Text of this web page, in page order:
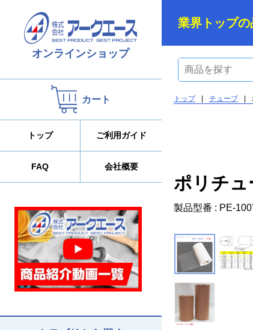
オンラインショップ
カート
トップ ご利用ガイド
FAQ 会社概要
業界トップ
トップ チューブ
ポリチュ
製品型番 : PE-